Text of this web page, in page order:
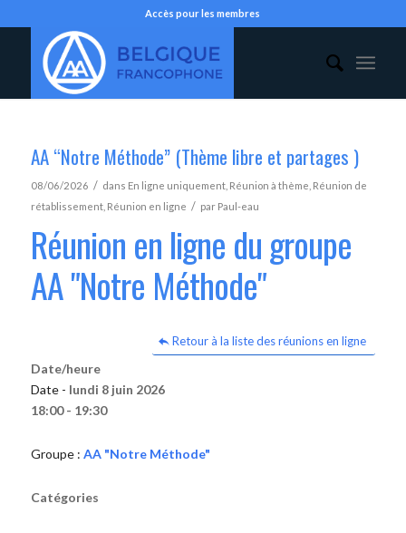
Accès pour les membres
AA “Notre Méthode” (Thème libre et partages )
08/06/2026 / dans En ligne uniquement, Réunion à thème Réunion de
rétablissement, Réunion en ligne / par Paul-eau
Réunion en ligne du groupe
AA "Notre Méthode"
Retour à la liste des réunions en ligne
Date/heure
Date - lundi 8 juin 2026
18:00 - 19:30
Groupe : AA "Notre Méthode"
Catégories